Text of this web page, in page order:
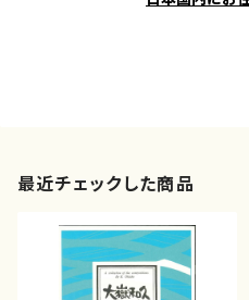
最近チェックした商品